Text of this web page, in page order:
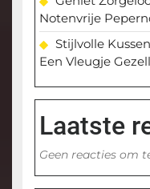
Notenvrije
Stijlvolle
Een Vleugje
Laatste
Geen reacties om